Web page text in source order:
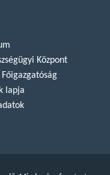
Központ
lapja